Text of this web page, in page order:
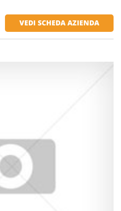
VEDI SCHEDA AZIENDA